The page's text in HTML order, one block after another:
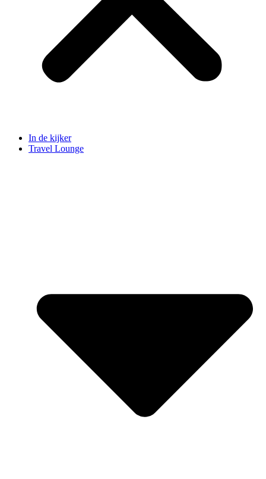
In de kijker
Travel Lounge